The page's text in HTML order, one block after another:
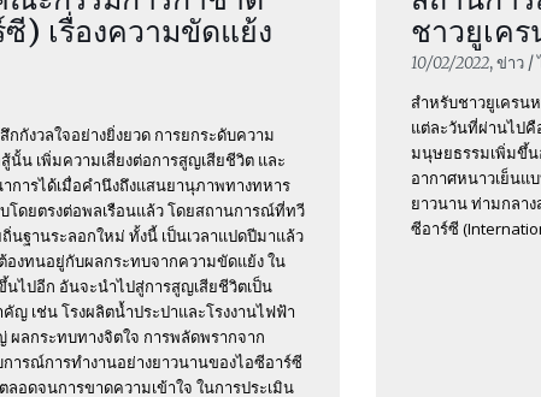
) เรื่องความขัดแย้ง
กังวลใจอย่างยิ่งยวด การยกระดับความ
นั้น เพิ่มความเสี่ยงต่อการสูญเสียชีวิต และ
การได้เมื่อคำนึงถึงแสนยานุภาพทางทหาร
โดยตรงต่อพลเรือนแล้ว โดยสถานการณ์ที่ทวี
นฐานระลอกใหม่ ทั้งนี้ เป็นเวลาแปดปีมาแล้ว
งทนอยู่กับผลกระทบจากความขัดแย้ง ใน
ไปอีก อันจะนำไปสู่การสูญเสียชีวิตเป็น
เช่น โรงผลิตน้ำประปาและโรงงานไฟฟ้า
ลกระทบทางจิตใจ การพลัดพรากจาก
ารณ์การทำงานอย่างยาวนานของไอซีอาร์ซี
อดจนการขาดความเข้าใจ ในการประเมิน
ชาวยูเค
10/02/2022, ข่าว /
สำหรับชาวยูเครน
แต่ละวันที่ผ่านไปคื
มนุษยธรรมเพิ่มขึ้น
อากาศหนาวเย็นแ
ยาวนาน ท่ามกลา
ซีอาร์ซี